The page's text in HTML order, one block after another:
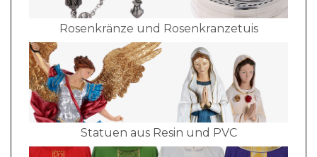
Rosenkränze und Rosenkranzetuis
Statuen aus Resin und PVC